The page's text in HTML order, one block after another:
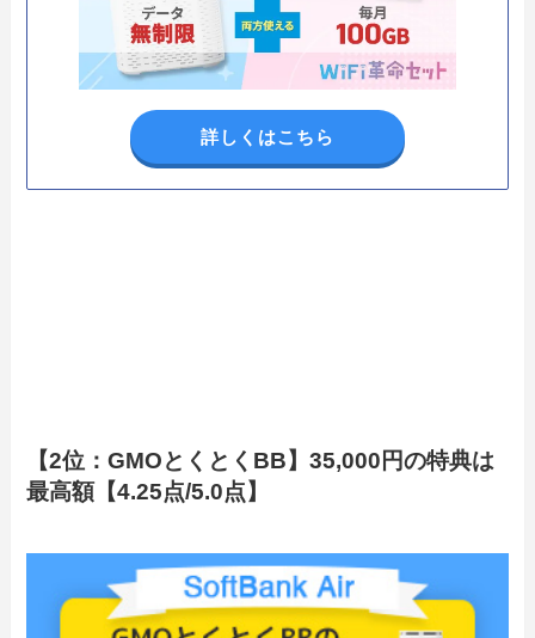
詳しくはこちら
【2位：GMOとくとくBB】35,000円の特典は
最高額【4.25点/5.0点】